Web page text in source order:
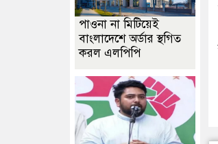
পাওনা না মিটিয়েই
বাংলাদেশে অর্ডার স্থগিত
করল এলপিপি